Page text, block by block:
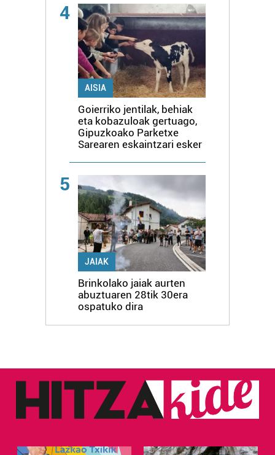
4
AISIA
Goierriko jentilak, behiak
eta kobazuloak gertuago,
Gipuzkoako Parketxe
Sarearen eskaintzari esker
5
JAIAK
Brinkolako jaiak aurten
abuztuaren 28tik 30era
ospatuko dira